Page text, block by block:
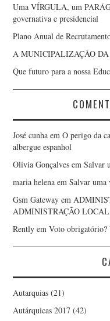
Uma VÍRGULA, um
governativa e presidencial
Plano Anual de
A MUNICIPALIZAÇÃO
Que futuro para a nossa
José cunha emO perigo da
albergue espanhol
Olívia Gonçalves emSalvar
maria helena emSalvar uma
Gsm Gateway em
ADMINISTRAÇÃO LOCAL,
Rently emVoto obrigatório?
Autarquias (21)
Autárquicas 2017 (42)